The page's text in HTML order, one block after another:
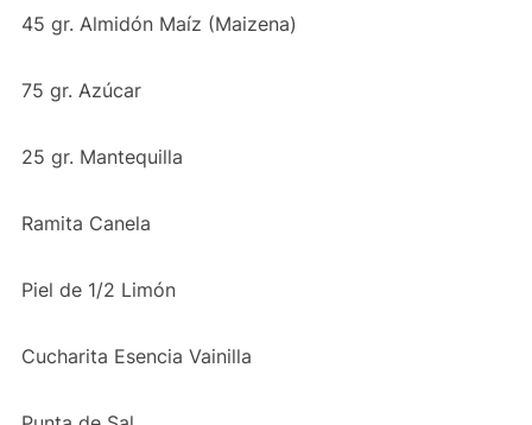
45 gr. Almidón Maíz (Maizena)
75 gr. Azúcar
25 gr. Mantequilla
Ramita Canela
Piel de 1/2 Limón
Cucharita Esencia Vainilla